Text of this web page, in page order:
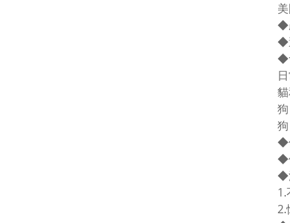
◆
◆
◆
◆
◆
◆
1.
2.